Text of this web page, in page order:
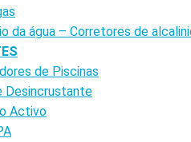
da água – Corretores de
de Piscinas
Desincrustante
Activo